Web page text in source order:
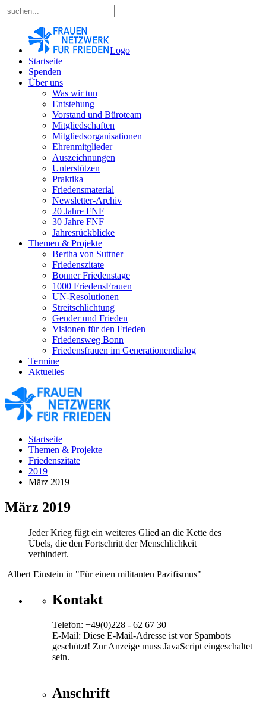
Logo
Startseite
Spenden
Über uns
Was wir tun
Entstehung
Vorstand und Büroteam
Mitgliedschaften
Mitgliedsorganisationen
Ehrenmitglieder
Auszeichnungen
Unterstützen
Praktika
Friedensmaterial
Newsletter-Archiv
20 Jahre FNF
30 Jahre FNF
Jahresrückblicke
Themen & Projekte
Bertha von Suttner
Friedenszitate
Bonner Friedenstage
1000 FriedensFrauen
UN-Resolutionen
Streitschlichtung
Gender und Frieden
Visionen für den Frieden
Friedensweg Bonn
Friedensfrauen im Generationendialog
Termine
Aktuelles
Startseite
Themen & Projekte
Friedenszitate
2019
März 2019
März 2019
Jeder Krieg fügt ein weiteres Glied an die Kette des
Übels, die den Fortschritt der Menschlichkeit
verhindert.
Albert Einstein in "Für einen militanten Pazifismus"
Kontakt
Telefon: +49(0)228 - 62 67 30
E-Mail: Diese E-Mail-Adresse ist vor Spambots
geschützt! Zur Anzeige muss JavaScript eingeschaltet
sein.
Anschrift